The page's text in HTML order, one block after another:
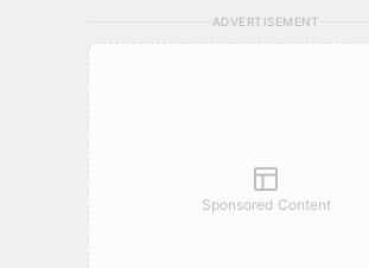
ADVERTISEMENT
Sponsored Content